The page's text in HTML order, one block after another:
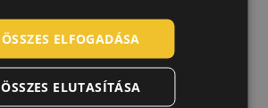
GERMAN
ÖSSZES ELFOGADÁSA
ÖSSZES ELUTASÍTÁSA